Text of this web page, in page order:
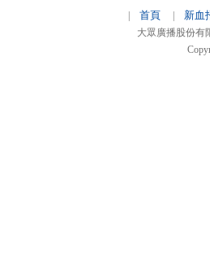
| 首頁| 新血
大眾廣播股份有